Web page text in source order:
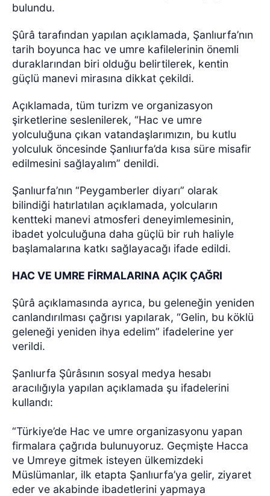
bulundu.
Şûrâ tarafından yapılan açıklamada, Şanlıurfa’nın
tarih boyunca hac ve umre kafilelerinin önemli
duraklarından biri olduğu belirtilerek, kentin
güçlü manevi mirasına dikkat çekildi.
Açıklamada, tüm turizm ve organizasyon
şirketlerine seslenilerek, “Hac ve umre
yolculuğuna çıkan vatandaşlarımızın, bu kutlu
yolculuk öncesinde Şanlıurfa’da kısa süre misafir
edilmesini sağlayalım” denildi.
Şanlıurfa’nın “Peygamberler diyarı” olarak
bilindiği hatırlatılan açıklamada, yolcuların
kentteki manevi atmosferi deneyimlemesinin,
ibadet yolculuğuna daha güçlü bir ruh haliyle
başlamalarına katkı sağlayacağı ifade edildi.
HAC VE UMRE FİRMALARINA AÇIK ÇAĞRI
Şûrâ açıklamasında ayrıca, bu geleneğin yeniden
canlandırılması çağrısı yapılarak, “Gelin, bu köklü
geleneği yeniden ihya edelim” ifadelerine yer
verildi.
Şanlıurfa Şûrâsının sosyal medya hesabı
aracılığıyla yapılan açıklamada şu ifadelerini
kullandı:
“Türkiye’de Hac ve umre organizasyonu yapan
firmalara çağrıda bulunuyoruz. Geçmişte Hacca
ve Umreye gitmek isteyen ülkemizdeki
Müslümanlar, ilk etapta Şanlıurfa’ya gelir, ziyaret
eder ve akabinde ibadetlerini yapmaya